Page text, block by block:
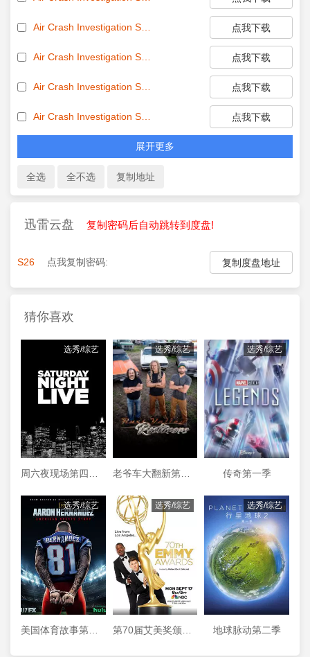
点我下载
点我下载
点我下载
点我下载
展开更多
迅雷云盘 复制密码后自动跳转到度盘!
S26 点我复制密码: 复制度盘地址
猜你喜欢
选秀/综艺
周六夜现场第四十四季
选秀/综艺
老爷车大翻新第三季
选秀/综艺
传奇第一季
选秀/综艺 选秀/综艺
第70届艾美奖颁奖典礼
选秀/综艺
地球脉动第二季